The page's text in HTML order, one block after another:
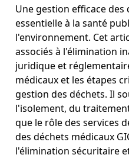
Une gestion efficace
essentielle à la santé
l'environnement. Cet
associés à l'élimination
juridique et
médicaux et les étapes
gestion des déchets. Il
l'isolement, du
que le rôle des services
des déchets médicaux
l'élimination sécuritaire